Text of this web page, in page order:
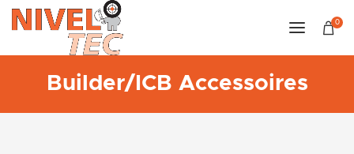
0
Builder/ICB Accessoires